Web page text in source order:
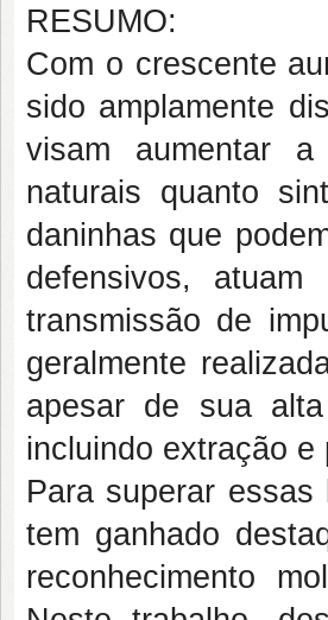
RESUMO:
Com o crescente
sido amplamente
visam aumentar
naturais quanto
daninhas que
defensivos,
transmissão de
geralmente
apesar de sua
incluindo extração
Para superar
tem ganhado
reconhecimento